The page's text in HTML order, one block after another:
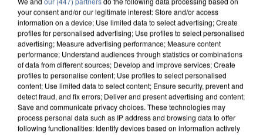
your consent and/or our legitimate interest: Store and/or access
information on a device; Use limited data to select advertising; Create
profiles for personalised advertising; Use profiles to select personalised
advertising; Measure advertising performance; Measure content
performance; Understand audiences through statistics or combinations
of data from different sources; Develop and improve services; Create
profiles to personalise content; Use profiles to select personalised
content; Use limited data to select content; Ensure security, prevent and
detect fraud, and fix errors; Deliver and present advertising and content;
Save and communicate privacy choices. These technologies may
process personal data such as IP address and browsing data to offer
following functionalities: Identify devices based on information actively